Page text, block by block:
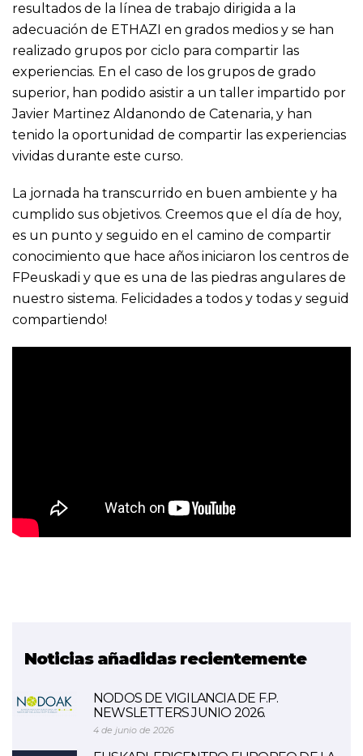
resultados de la línea de trabajo dirigida a la
adecuación de ETHAZI en grados medios y se han
realizado grupos por ciclo para compartir las
experiencias. En el caso de los grupos de grado
superior, han podido asistir a un taller impartido por
Javier Martinez Aldanondo de Catenaria, y han
tenido la oportunidad de compartir las experiencias
vividas durante este curso.
La jornada ha transcurrido en buen ambiente y ha
cumplido sus objetivos. Creemos que el día de hoy,
es un punto y seguido en el camino de compartir
conocimiento que hace años iniciaron los centros de
FPeuskadi y que es una de las piedras angulares de
nuestro sistema. Felicidades a todos y todas y seguid
compartiendo!
Noticias añadidas recientemente
NODOS DE VIGILANCIA DE F.P.
NEWSLETTERS JUNIO 2026.
4 de junio de 2026